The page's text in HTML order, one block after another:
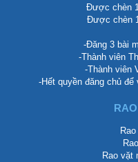
Được chèn
Được chèn
-Đăng 3 bài
-Thành viên
-Thành viên
-Hết quyền đăng chủ
Rao vặt